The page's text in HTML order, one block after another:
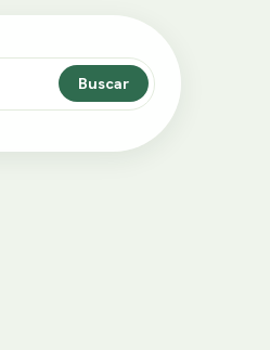
Buscar